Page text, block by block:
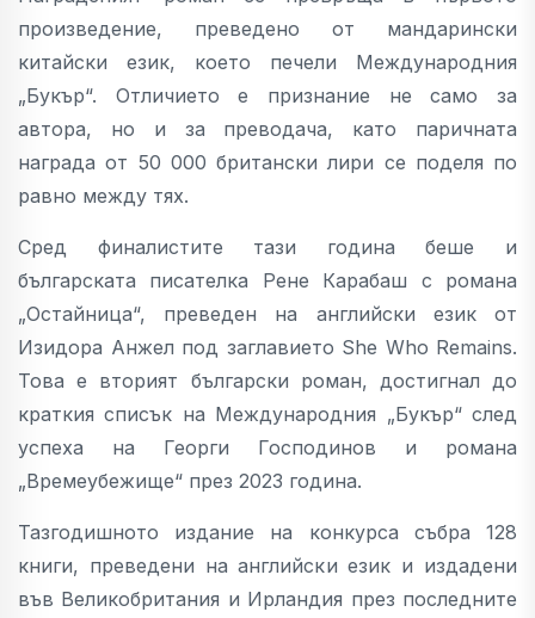
произведение, преведено от мандарински
китайски език, което печели Международния
„Букър“. Отличието е признание не само за
автора, но и за преводача, като паричната
награда от 50 000 британски лири се поделя по
равно между тях.
Сред финалистите тази година беше и
българската писателка Рене Карабаш с романа
„Остайница“, преведен на английски език от
Изидора Анжел под заглавието She Who Remains.
Това е вторият български роман, достигнал до
краткия списък на Международния „Букър“ след
успеха на Георги Господинов и романа
„Времеубежище“ през 2023 година.
Тазгодишното издание на конкурса събра 128
книги, преведени на английски език и издадени
във Великобритания и Ирландия през последните